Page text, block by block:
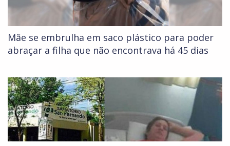
Mãe se embrulha em saco plástico para poder
abraçar a filha que não encontrava há 45 dias